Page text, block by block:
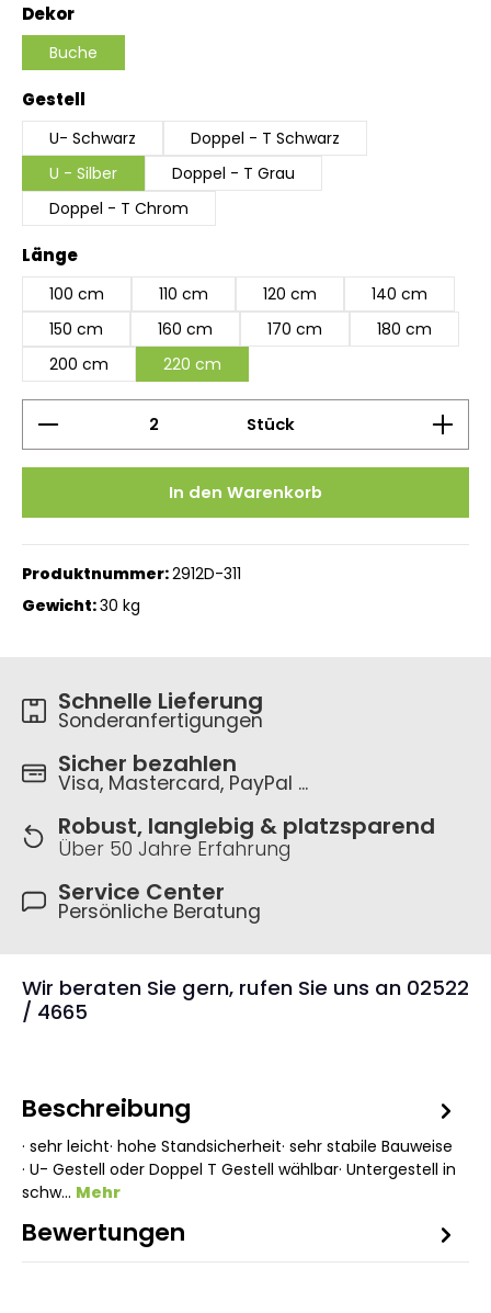
Dekorauswählen
Buche
Gestell
U- Schwarz
Doppel - T Schwarz
U - Silber
Doppel - T Grau
Doppel - T Chrom
Längeauswählen
100 cm 110 cm 120 cm
140 cm
150 cm
160 cm 170 cm
180 cm
200 cm
220 cm
Produkt Anzahl: Gib den gewünschten Wert
Stück
In den Warenkorb
Produktnummer:2912D-311
Gewicht:30 kg
Schnelle Lieferung
Sonderanfertigungen
Sicher bezahlen
Visa, Mastercard, PayPal ...
Robust, langlebig & platzsparend
Über 50 Jahre Erfahrung
Service Center
Persönliche Beratung
Wir beraten Sie gern, rufen Sie uns an 02522
/ 4665
Beschreibung
· sehr leicht· hohe Standsicherheit· sehr stabile Bauweise
· U- Gestell oder Doppel T Gestell wählbar· Untergestell in
schw… Mehr
Bewertungen